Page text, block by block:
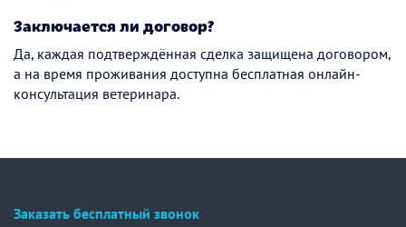
Заключается ли договор?
Да, каждая подтверждённая сделка защищена договором,
а на время проживания доступна бесплатная онлайн-
консультация ветеринара.
Заказать бесплатный звонок